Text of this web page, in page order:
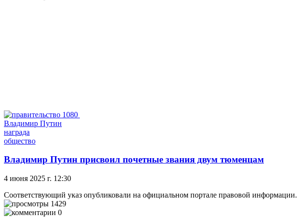
Владимир Путин
награда
общество
Владимир Путин присвоил почетные звания двум тюменцам
4 июня 2025 г. 12:30
Соответствующий указ опубликовали на официальном портале правовой информации.
1429
0